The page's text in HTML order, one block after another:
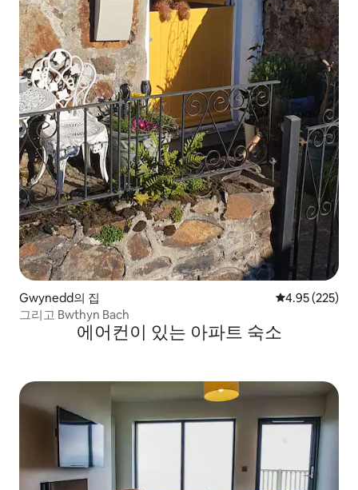
Gwynedd의 집 평점 4.95점(5
4.95 (225)
그리고 Bwthyn Bach
에어컨이 있는 아파트 숙소